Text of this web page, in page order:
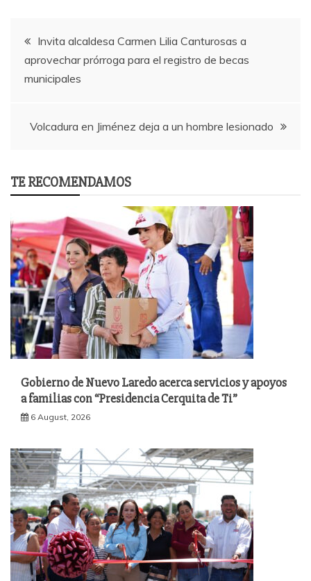
Post
navigation
Invita alcaldesa Carmen Lilia Canturosas a
aprovechar prórroga para el registro de becas
municipales
Volcadura en Jiménez deja a un hombre lesionado
TE RECOMENDAMOS
Gobierno de Nuevo Laredo acerca servicios y apoyos
a familias con “Presidencia Cerquita de Ti”
6 August, 2026